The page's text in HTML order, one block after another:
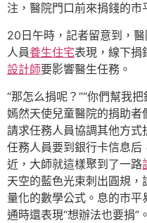
注，醫院門口前來捐錢的市
20日午時，記者留意到，
人員養生住宅表現，線下捐
設計師要影響醫生任務。
“那怎么捐呢？”“你們幫我
嫣然天使兒童醫院的捐助者
請求任務人員協調其他方式
任務人員要到銀行卡信息
近，大師就這樣聚到了一路
天空的藍色光束刺出圓規
量化的數學公式。息的市
通時還表現“想辦法也要捐”。